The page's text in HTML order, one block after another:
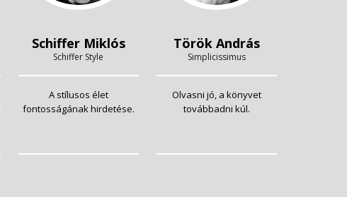
Schiffer Miklós
Schiffer Style
A stílusos élet
fontosságának hirdetése.
Török András
Simplicissimus
Olvasni jó, a könyvet
továbbadni kúl.